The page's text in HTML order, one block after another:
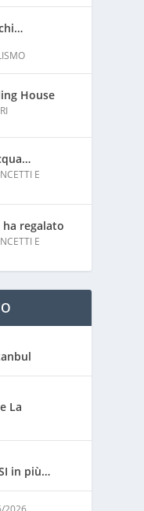
House
E
ha regalato
E
La
in più…